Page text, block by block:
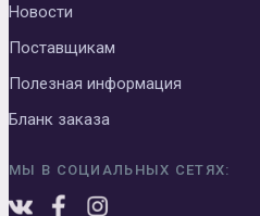
Новости
Поставщикам
Полезная информация
Бланк заказа
МЫ В СОЦИАЛЬНЫХ СЕТЯХ: